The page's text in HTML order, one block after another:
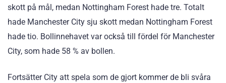
skott på mål, medan Nottingham Forest hade tre. Totalt
hade Manchester City sju skott medan Nottingham Forest
hade tio. Bollinnehavet var också till fördel för Manchester
City, som hade 58 % av bollen.
Fortsätter City att spela som de gjort kommer de bli svåra